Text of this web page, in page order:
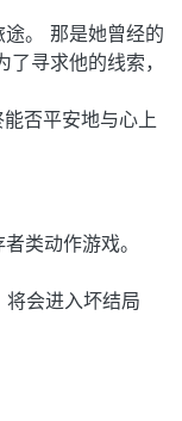
。 那是她曾经的
寻求他的线索，
否平安地与心上
类动作游戏。
会进入坏结局